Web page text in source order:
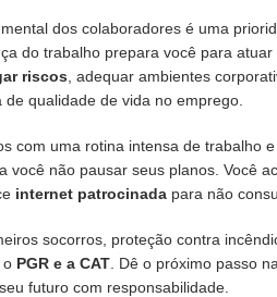
dos colaboradores é uma
do trabalho prepara você para
riscos , adequar ambientes
qualidade de vida no emprego.
com uma rotina intensa de trabalho
você não pausar seus planos. Você
internet patrocinada para não
socorros, proteção contra
o PGR e a CAT . Dê o próximo passo
futuro com responsabilidade.